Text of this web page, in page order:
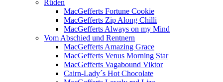
Rüden
MacGefferts Fortune Cookie
MacGefferts Zip Along Chilli
MacGefferts Always on my Mind
Vom Abschied und Rentnern
MacGefferts Amazing Grace
MacGefferts Venus Morning Star
MacGefferts Vagabound Viktor
Cairn-Lady´s Hot Chocolate